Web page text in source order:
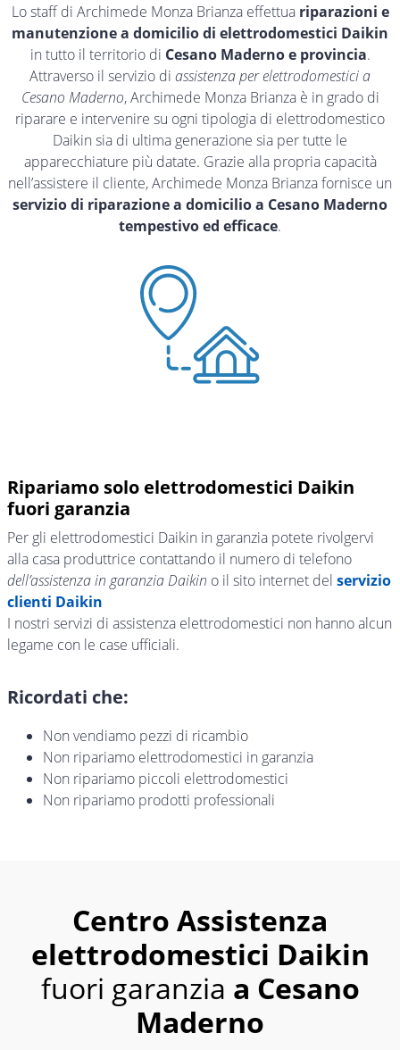
Lo staff di Archimede Monza Brianza effettua riparazioni e
manutenzione a domicilio di elettrodomestici Daikin
in tutto il territorio di Cesano Maderno e provincia.
Attraverso il servizio di assistenza per elettrodomestici a
Cesano Maderno, Archimede Monza Brianza è in grado di
riparare e intervenire su ogni tipologia di elettrodomestico
Daikin sia di ultima generazione sia per tutte le
apparecchiature più datate. Grazie alla propria capacità
nell’assistere il cliente, Archimede Monza Brianza fornisce un
servizio di riparazione a domicilio a Cesano Maderno
tempestivo ed efficace.
Ripariamo solo elettrodomestici Daikin
fuori garanzia
Per gli elettrodomestici Daikin in garanzia potete rivolgervi
alla casa produttrice contattando il numero di telefono
dell’assistenza in garanzia Daikin o il sito internet del servizio
clienti Daikin
I nostri servizi di assistenza elettrodomestici non hanno alcun
legame con le case ufficiali.
Ricordati che:
Non vendiamo pezzi di ricambio
Non ripariamo elettrodomestici in garanzia
Non ripariamo piccoli elettrodomestici
Non ripariamo prodotti professionali
Centro Assistenza
elettrodomestici Daikin
fuori garanzia a Cesano
Maderno